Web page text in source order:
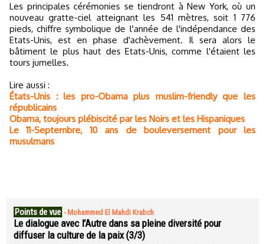
Les principales cérémonies se tiendront à New York, où un
nouveau gratte-ciel atteignant les 541 mètres, soit 1 776
pieds, chiffre symbolique de l'année de l'indépendance des
Etats-Unis, est en phase d'achèvement. Il sera alors le
bâtiment le plus haut des Etats-Unis, comme l'étaient les
tours jumelles.
Lire aussi :
États-Unis : les pro-Obama plus muslim-friendly que les
républicains
Obama, toujours plébiscité par les Noirs et les Hispaniques
Le 11-Septembre, 10 ans de bouleversement pour les
musulmans
Points de vue - Mohammed El Mahdi Krabch
Le dialogue avec l’Autre dans sa pleine diversité pour
diffuser la culture de la paix (3/3)